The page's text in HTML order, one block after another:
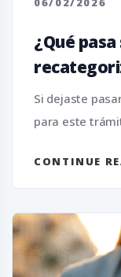
¿Qué
Si dejaste
para este
CONTINUE